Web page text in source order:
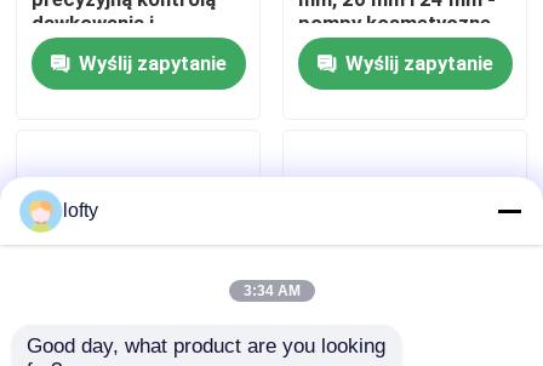
Kontrola jakości
Aktualności
Mini Rozpylacz
dawkowania i
higieniczną
konstrukcją
bezdotykową
Wyślij zapytanie
pompy kosmetyczne
do użytku domowego i
salonowego
Wyślij zapytanie
lofty
3:34 AM
Good day, what product are you looking